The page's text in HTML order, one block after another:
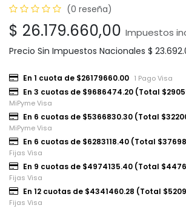
(0 reseña)
$ 26.179.660,00 Impuestos
Precio Sin Impuestos Nacionales $
En 1 cuota de $26179660.00 1 Pago Visa
En 3 cuotas de $9686474.20 (Total
MiPyme Visa
En 6 cuotas de $5366830.30 (Total
MiPyme Visa
En 6 cuotas de $6283118.40 (Total
Fijas Visa
En 9 cuotas de $4974135.40 (Total
Fijas Visa
En 12 cuotas de $4341460.28 (Total
Fijas Visa